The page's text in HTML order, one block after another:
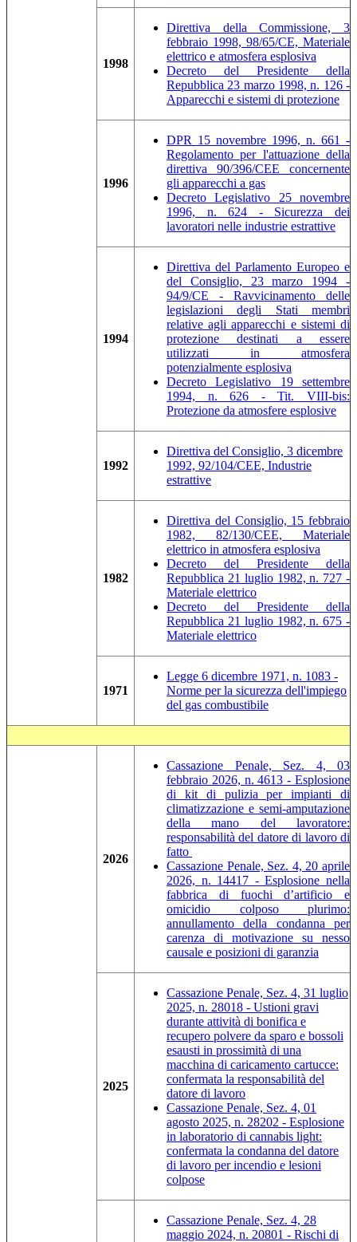
1998
Direttiva della Commissione, 3
febbraio 1998, 98/65/CE, Materiale
elettrico e atmosfera esplosiva
Decreto del Presidente della
Repubblica 23 marzo 1998, n. 126 -
Apparecchi e sistemi di protezione
1996
DPR 15 novembre 1996, n. 661 -
Regolamento per l'attuazione della
direttiva 90/396/CEE concernente
gli apparecchi a gas
Decreto Legislativo 25 novembre
1996, n. 624 - Sicurezza dei
lavoratori nelle industrie estrattive
1994
Direttiva del Parlamento Europeo e
del Consiglio, 23 marzo 1994 -
94/9/CE - Ravvicinamento delle
legislazioni degli Stati membri
relative agli apparecchi e sistemi di
protezione destinati a essere
utilizzati in atmosfera
potenzialmente esplosiva
Decreto Legislativo 19 settembre
1994, n. 626 - Tit. VIII-bis:
Protezione da atmosfere esplosive
1992
Direttiva del Consiglio, 3 dicembre
1992, 92/104/CEE, Industrie
estrattive
1982
Direttiva del Consiglio, 15 febbraio
1982, 82/130/CEE, Materiale
elettrico in atmosfera esplosiva
Decreto del Presidente della
Repubblica 21 luglio 1982, n. 727 -
Materiale elettrico
Decreto del Presidente della
Repubblica 21 luglio 1982, n. 675 -
Materiale elettrico
1971
Legge 6 dicembre 1971, n. 1083 -
Norme per la sicurezza dell'impiego
del gas combustibile
2026
Cassazione Penale, Sez. 4, 03
febbraio 2026, n. 4613 - Esplosione
di kit di pulizia per impianti di
climatizzazione e semi-amputazione
della mano del lavoratore:
responsabilità del datore di lavoro di
fatto
Cassazione Penale, Sez. 4, 20 aprile
2026, n. 14417 - Esplosione nella
fabbrica di fuochi d’artificio e
omicidio colposo plurimo:
annullamento della condanna per
carenza di motivazione su nesso
causale e posizioni di garanzia
2025
Cassazione Penale, Sez. 4, 31 luglio
2025, n. 28018 - Ustioni gravi
durante attività di bonifica e
recupero polvere da sparo e bossoli
esausti in prossimità di una
macchina di caricamento cartucce:
confermata la responsabilità del
datore di lavoro
Cassazione Penale, Sez. 4, 01
agosto 2025, n. 28202 - Esplosione
in laboratorio di cannabis light:
confermata la condanna del datore
di lavoro per incendio e lesioni
colpose
Cassazione Penale, Sez. 4, 28
maggio 2024, n. 20801 - Rischi di